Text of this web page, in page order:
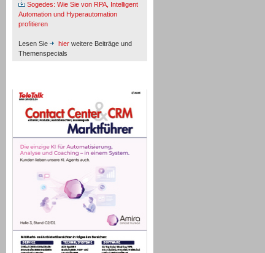
Sogedes: Wie Sie von RPA, Intelligent
Automation und Hyperautomation
profitieren
Lesen Sie hier weitere Beiträge und
Themenspecials